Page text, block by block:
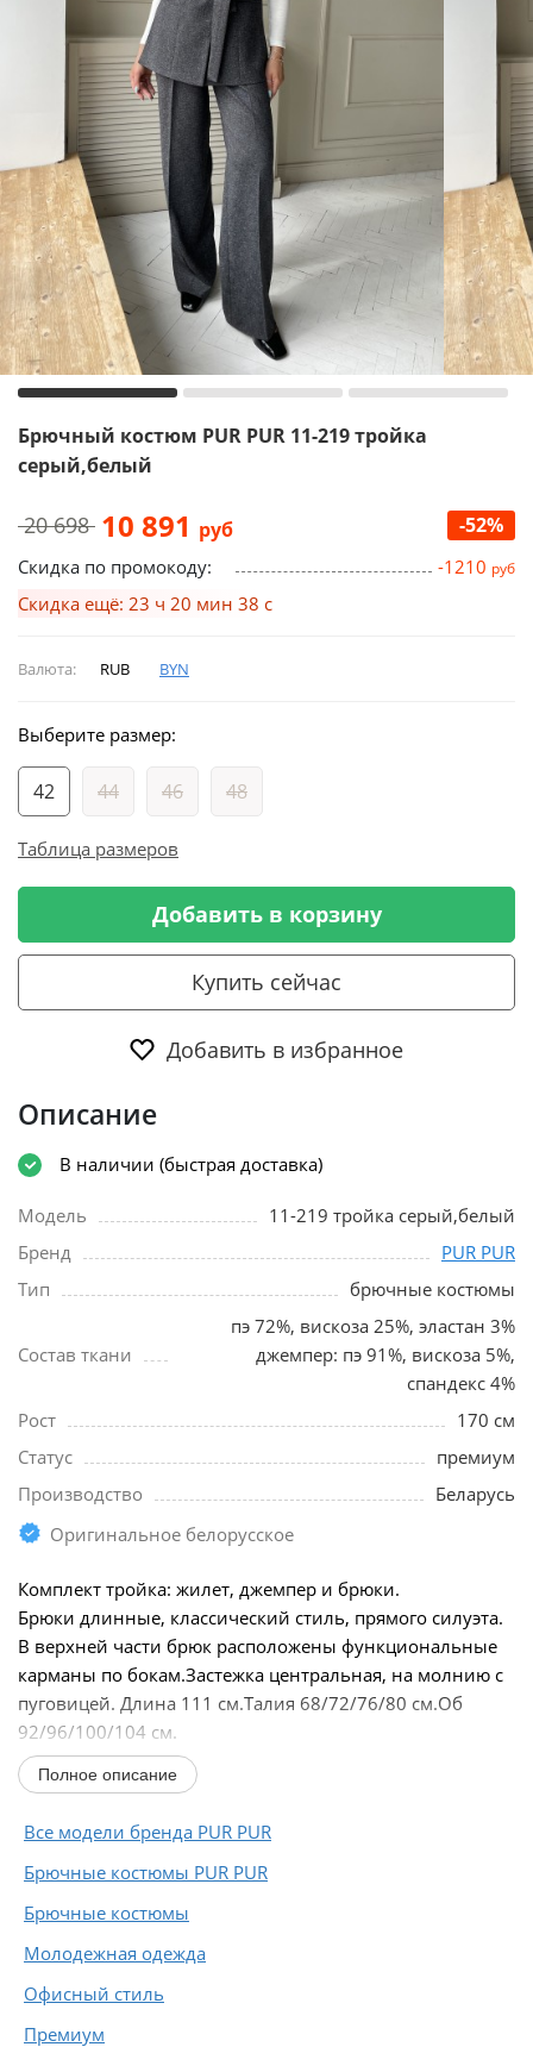
Брючный костюм PUR PUR 11-219 тройка
серый,белый
20 698 10 891 руб -52%
Скидка по промокоду: -1210 руб
Скидка ещё: 23 ч 20 мин 37 с
Валюта: RUB BYN
Выберите размер:
42 44 46 48
Таблица размеров
Добавить в корзину
Купить сейчас
Добавить в избранное
Описание
В наличии (быстрая доставка)
Модель
11-219 тройка серый,белый
Бренд
PUR PUR
Тип
брючные костюмы
Состав ткани
пэ 72%, вискоза 25%, эластан 3%
джемпер: пэ 91%, вискоза 5%,
спандекс 4%
Рост
170 см
Статус
премиум
Производство
Беларусь
Оригинальное белорусское
Комплект тройка: жилет, джемпер и брюки.
Брюки длинные, классический стиль, прямого силуэта.
В верхней части брюк расположены функциональные
карманы по бокам.Застежка центральная, на молнию с
пуговицей. Длина 111 см.Талия 68/72/76/80 см.Об
92/96/100/104 см.
Жилетка удлиненная, прямого...
Полное описание
Все модели бренда PUR PUR
Брючные костюмы PUR PUR
Брючные костюмы
Молодежная одежда
Офисный стиль
Премиум